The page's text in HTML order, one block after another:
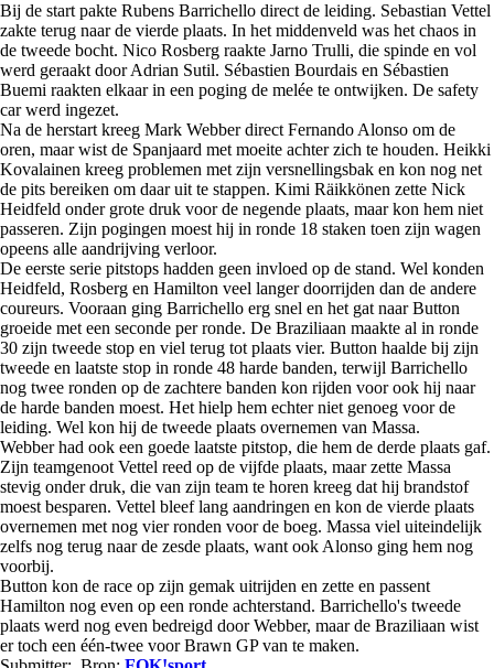
Bij de start pakte Rubens Barrichello direct de leiding. Sebastian Vettel
zakte terug naar de vierde plaats. In het middenveld was het chaos in
de tweede bocht. Nico Rosberg raakte Jarno Trulli, die spinde en vol
werd geraakt door Adrian Sutil. Sébastien Bourdais en Sébastien
Buemi raakten elkaar in een poging de melée te ontwijken. De safety
car werd ingezet.
Na de herstart kreeg Mark Webber direct Fernando Alonso om de
oren, maar wist de Spanjaard met moeite achter zich te houden. Heikki
Kovalainen kreeg problemen met zijn versnellingsbak en kon nog net
de pits bereiken om daar uit te stappen. Kimi Räikkönen zette Nick
Heidfeld onder grote druk voor de negende plaats, maar kon hem niet
passeren. Zijn pogingen moest hij in ronde 18 staken toen zijn wagen
opeens alle aandrijving verloor.
De eerste serie pitstops hadden geen invloed op de stand. Wel konden
Heidfeld, Rosberg en Hamilton veel langer doorrijden dan de andere
coureurs. Vooraan ging Barrichello erg snel en het gat naar Button
groeide met een seconde per ronde. De Braziliaan maakte al in ronde
30 zijn tweede stop en viel terug tot plaats vier. Button haalde bij zijn
tweede en laatste stop in ronde 48 harde banden, terwijl Barrichello
nog twee ronden op de zachtere banden kon rijden voor ook hij naar
de harde banden moest. Het hielp hem echter niet genoeg voor de
leiding. Wel kon hij de tweede plaats overnemen van Massa.
Webber had ook een goede laatste pitstop, die hem de derde plaats gaf.
Zijn teamgenoot Vettel reed op de vijfde plaats, maar zette Massa
stevig onder druk, die van zijn team te horen kreeg dat hij brandstof
moest besparen. Vettel bleef lang aandringen en kon de vierde plaats
overnemen met nog vier ronden voor de boeg. Massa viel uiteindelijk
zelfs nog terug naar de zesde plaats, want ook Alonso ging hem nog
voorbij.
Button kon de race op zijn gemak uitrijden en zette en passent
Hamilton nog even op een ronde achterstand. Barrichello's tweede
plaats werd nog even bedreigd door Webber, maar de Braziliaan wist
er toch een één-twee voor Brawn GP van te maken.